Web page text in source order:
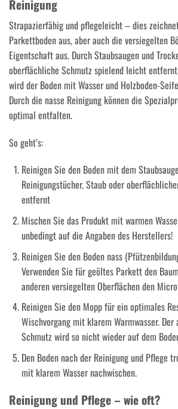
Reinigung
Strapazierfähig und pflegeleicht – dies
Parkettboden aus, aber auch die versiegelten
Eigentschaft aus. Durch Staubsaugen und
oberflächliche Schmutz spielend leicht
wird der Boden mit Wasser und Holzboden-
Durch die nasse Reinigung können die
optimal entfalten.
So geht’s:
Reinigen Sie den Boden mit dem
Reinigungstücher. Staub oder
entfernt
Mischen Sie das Produkt mit warmen
unbedingt auf die Angaben des Herstellers!
Reinigen Sie den Boden nass
Verwenden Sie für geöltes Parkett den
anderen versiegelten Oberflächen den
Reinigen Sie den Mopp für ein optimales
Wischvorgang mit klarem Warmwasser. Der
Schmutz wird so nicht wieder auf dem
Den Boden nach der Reinigung und Pflege
mit klarem Wasser nachwischen.
Reinigung und Pflege – wie oft?